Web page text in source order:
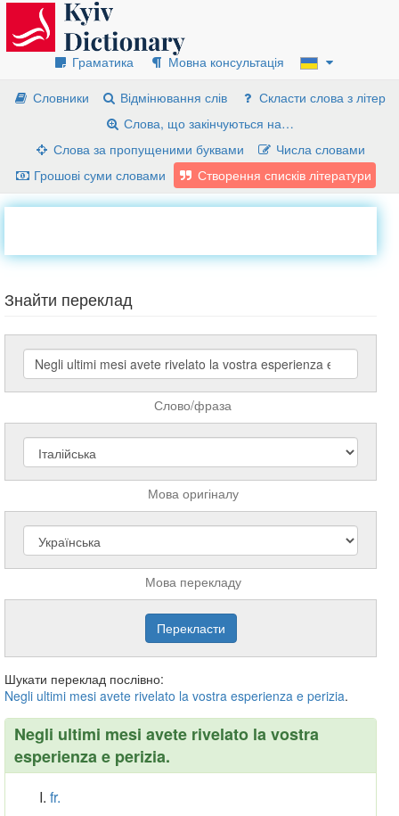
Граматика
Мовна консультація
Словники
Відмінювання слів
Скласти слова з літер
Слова, що закінчуються на…
Слова за пропущеними буквами
Числа словами
Грошові суми словами
Створення списків літератури
Знайти переклад
Слово/фраза
Мова оригіналу
Мова перекладу
Шукати переклад послівно:
Negli ultimi mesi avete rivelato la vostra esperienza e perizia.
Negli ultimi mesi avete rivelato la vostra
esperienza e perizia.
fr.